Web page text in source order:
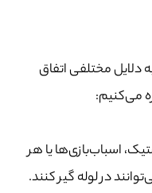
دلایل مختلفی اتفاق
می‌کنیم:
اسباب‌بازی‌ها یا هر
در لوله گیر کنند.